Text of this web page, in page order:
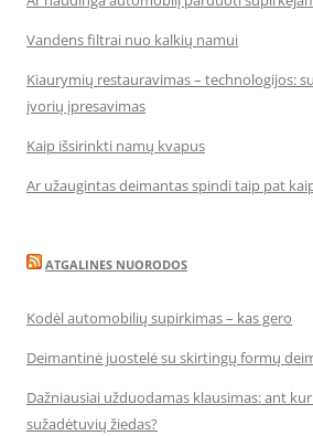
Vandens filtrai nuo kalkių namui
Kiaurymių restauravimas – technologijos:
įvorių įpresavimas
Kaip išsirinkti namų kvapus
Ar užaugintas deimantas spindi taip pat
ATGALINES NUORODOS
Kodėl automobilių supirkimas – kas gero
Deimantinė juostelė su skirtingų formų
Dažniausiai užduodamas klausimas: ant
sužadėtuvių žiedas?